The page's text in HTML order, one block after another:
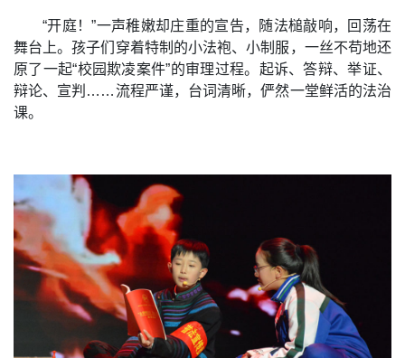
“开庭！”一声稚嫩却庄重的宣告，随法槌敲响，回荡在
舞台上。孩子们穿着特制的小法袍、小制服，一丝不苟地还
原了一起“校园欺凌案件”的审理过程。起诉、答辩、举证、
辩论、宣判……流程严谨，台词清晰，俨然一堂鲜活的法治
课。